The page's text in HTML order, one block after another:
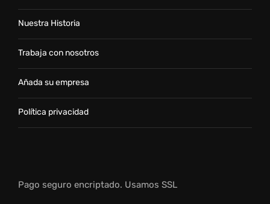
Nuestra Historia
Trabaja con nosotros
Añada su empresa
Política privacidad
Pago seguro encriptado. Usamos SSL